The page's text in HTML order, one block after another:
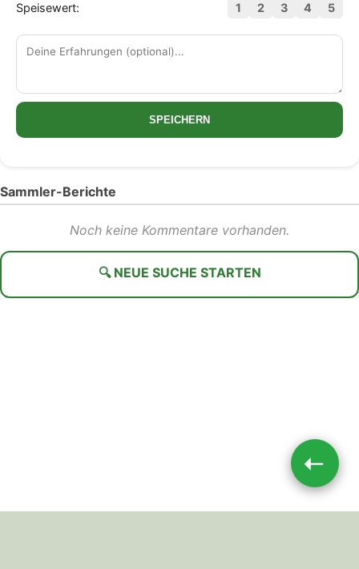
Speisewert: 1 2 3 4 5
SPEICHERN
Sammler-Berichte
Noch keine Kommentare vorhanden.
🔍 NEUE SUCHE STARTEN
➝